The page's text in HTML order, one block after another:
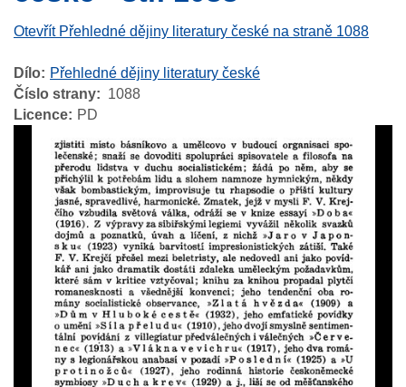
Otevřít Přehledné dějiny literatury české na straně 1088
Dílo
Přehledné dějiny literatury české
Číslo strany
1088
Licence
PD